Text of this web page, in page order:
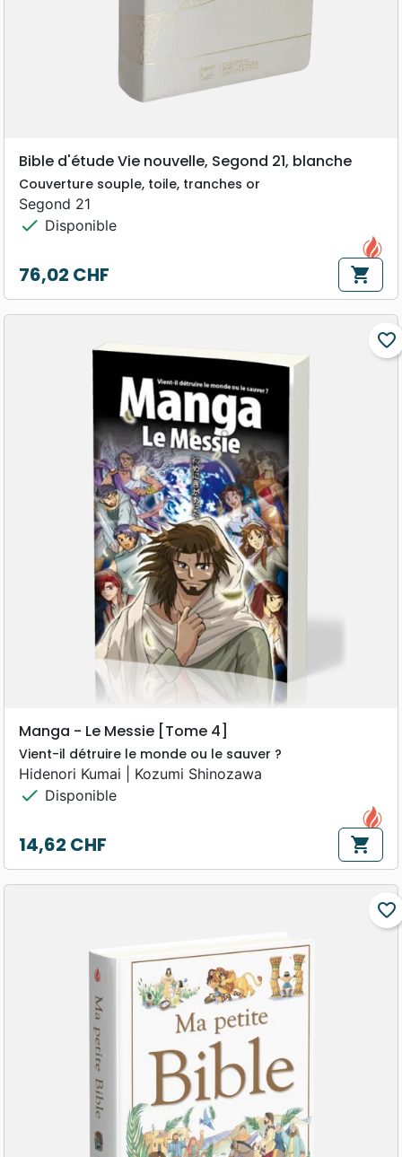
Bible d'étude Vie nouvelle, Segond 21, blanche
Couverture souple, toile, tranches or
Segond 21
check Disponible
Prix
76,02 CHF shopping_cart
favorite_border
Manga - Le Messie [Tome 4]
Vient-il détruire le monde ou le sauver ?
Hidenori Kumai | Kozumi Shinozawa
check Disponible
Prix
14,62 CHF shopping_cart
favorite_border